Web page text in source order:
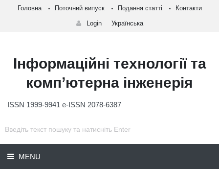
Головна Поточний випуск Подання статті Контакти
Login Українська
Інформаційні технології та
комп’ютерна інженерія
ISSN 1999-9941 e-ISSN 2078-6387
MENU